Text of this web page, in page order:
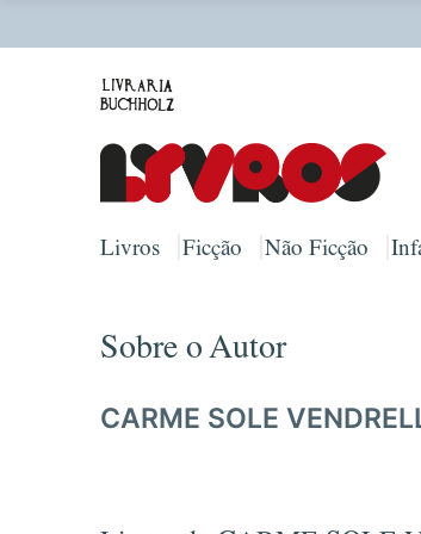
Livros Ficção Não Ficção
Sobre o Autor
CARME SOLE